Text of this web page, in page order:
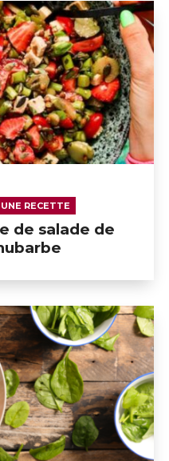
RECETTE
de salade de